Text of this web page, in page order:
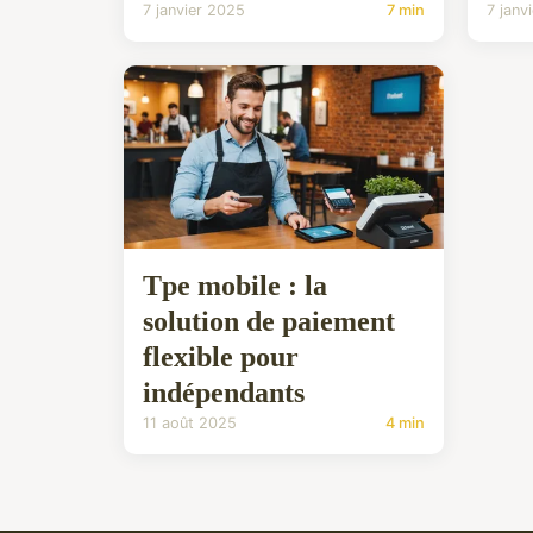
7 janvier 2025 7 min 7
Tpe mobile : la
solution de paiement
flexible pour
indépendants
11 août 2025 4 min